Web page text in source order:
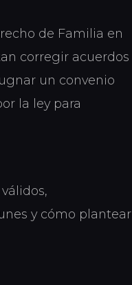
de Familia en
corregir acuerdos
un convenio
la ley para
y cómo plantear